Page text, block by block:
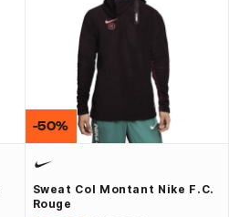
Sweat Col Montant Nike F.C.
Rouge
-50%